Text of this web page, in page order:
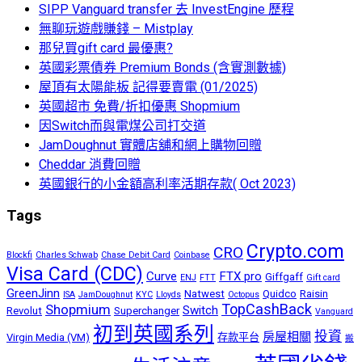
SIPP Vanguard transfer 去 InvestEngine 歷程
無聊玩遊戲賺錢 – Mistplay
那兒買gift card 最優惠?
英國彩票債券 Premium Bonds (含實測數據)
屋頂有太陽能板 記得要賣電 (01/2025)
英國超市 免費/折扣優惠 Shopmium
因Switch而與電煤公司打交道
JamDoughnut 實體店舖和網上購物回贈
Cheddar 消費回贈
英國銀行的小金額高利率活期存款( Oct 2023)
Tags
Blockfi Charles Schwab Chase Debit Card Coinbase CRO Crypto.com
Visa Card (CDC) Curve ENJ FTT FTX pro Giffgaff Gift card
GreenJinn ISA JamDoughnut KYC Lloyds Natwest Octopus Quidco Raisin
Revolut Shopmium Superchanger Switch TopCashBack Vanguard
Virgin Media (VM) 初到英國系列 存款平台 房屋相關 投資 搬